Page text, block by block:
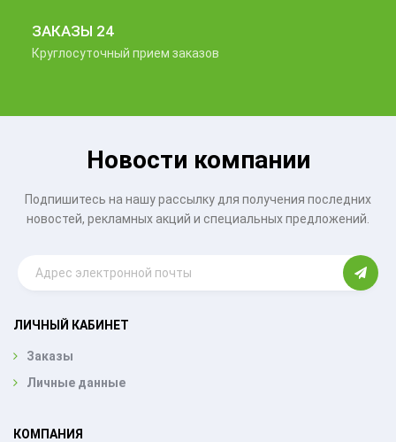
ЗАКАЗЫ 24
Круглосуточный прием заказов
Новости компании
Подпишитесь на нашу рассылку для получения последних
новостей, рекламных акций и специальных предложений.
ЛИЧНЫЙ КАБИНЕТ
Заказы
Личные данные
КОМПАНИЯ